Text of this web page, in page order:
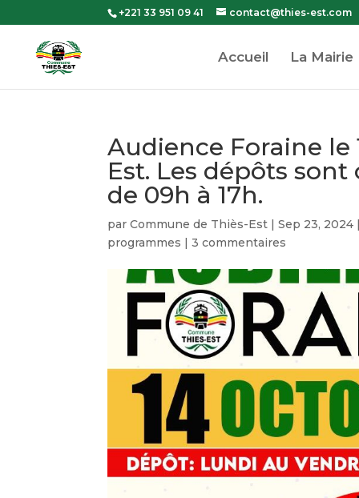
+221 33 951 09 41 contact@thies-est.com
Accueil La Mairie
Audience Foraine le
Est. Les dépôts
de 09h à 17h.
parCommune de Thiès-Est |Sep 23, 2024
programmes |3 commentaires